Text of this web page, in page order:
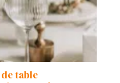
table